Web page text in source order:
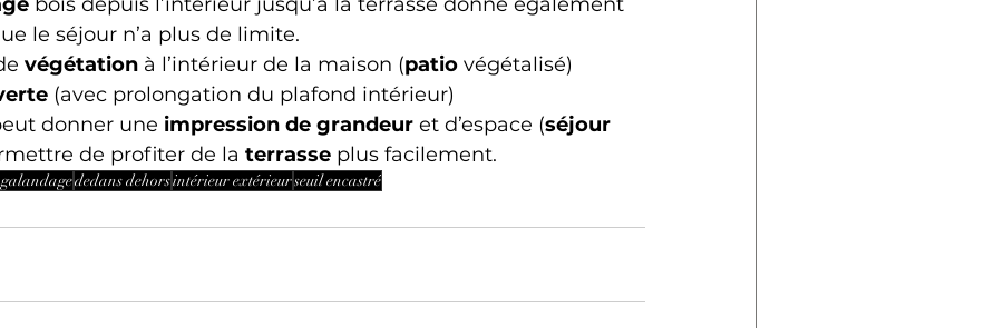
le séjour n’a plus de limite.
végétation à l’intérieur de la maison (patio végétalisé)
(avec prolongation du plafond intérieur)
donner une impression de grandeur et d’espace (séjour
de profiter de la terrasse plus facilement.
dedans dehorsintérieur extérieurseuil encastré